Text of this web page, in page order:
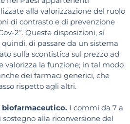
alla valorizzazione del ruolo
di contrasto e di prevenzione
2”. Queste disposizioni, si
di passare da un sistema
sulla scontistica sul prezzo ad
valorizza la funzione; in tal modo
dei farmaci generici, che
rispetto agli altri.
biofarmaceutico. I commi da 7 a
sostegno alla riconversione del